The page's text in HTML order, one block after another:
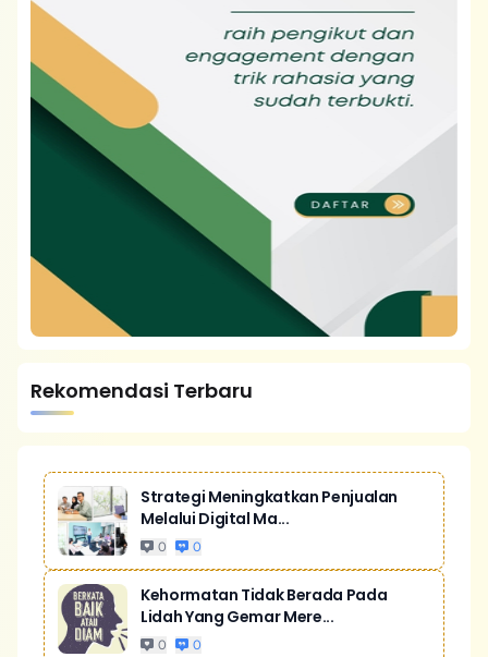
Rekomendasi Terbaru
Strategi Meningkatkan Penjualan
Melalui Digital Ma...
0 0
Kehormatan Tidak Berada Pada
Lidah Yang Gemar Mere...
0 0